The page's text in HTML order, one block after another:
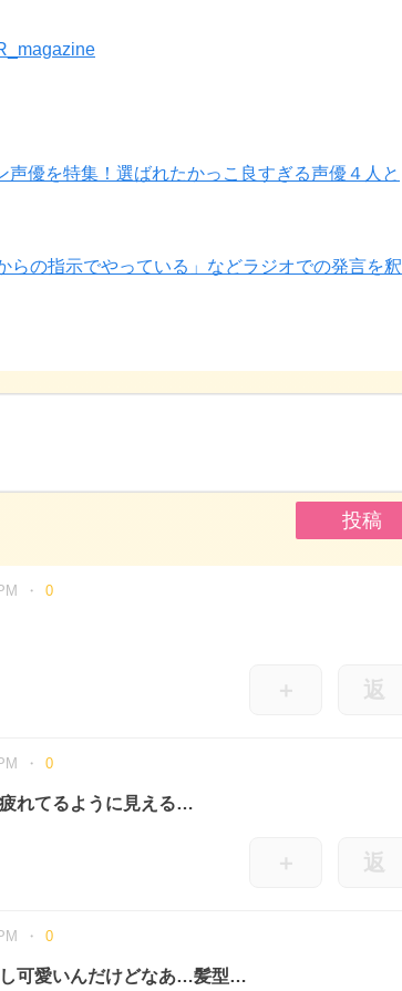
優を特集！選ばれたかっこ良すぎる声優４人と
らの指示でやっている」などラジオでの発言を釈
0
＋ 返
0
れてるように見える…
＋ 返
0
可愛いんだけどなあ…髪型…